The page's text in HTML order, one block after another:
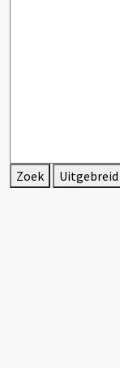
Zoek